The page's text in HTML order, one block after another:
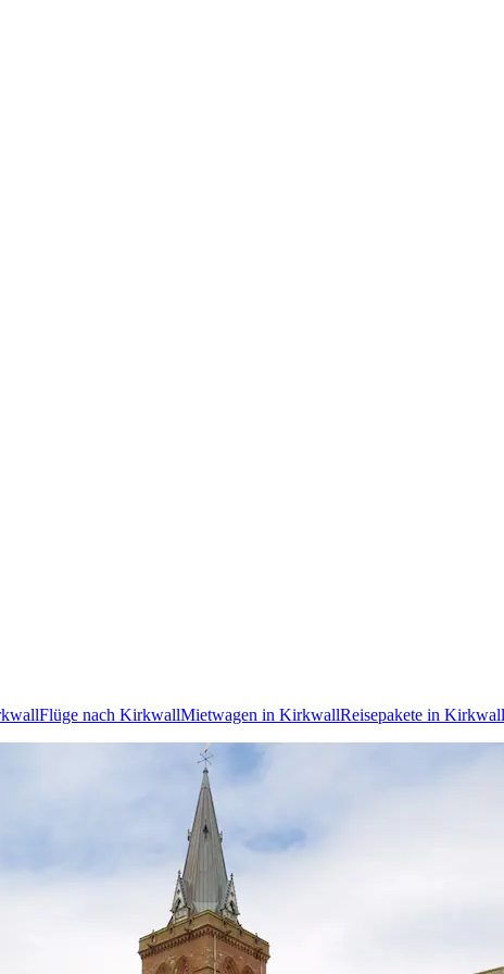
Flüge nach KirkwallMietwagen in KirkwallReisepakete in Kirkwall